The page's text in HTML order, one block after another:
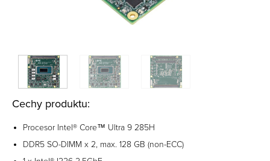
Cechy produktu:
Procesor Intel® Core™ Ultra 9 285H
DDR5 SO-DIMM x 2, max. 128 GB (non-ECC)